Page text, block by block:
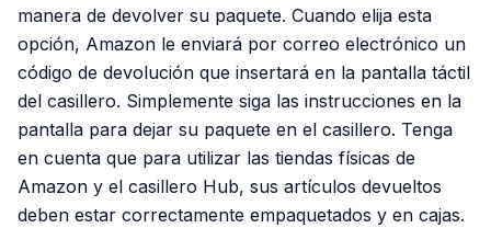
manera de devolver su paquete. Cuando elija esta
opción, Amazon le enviará por correo electrónico un
código de devolución que insertará en la pantalla táctil
del casillero. Simplemente siga las instrucciones en la
pantalla para dejar su paquete en el casillero. Tenga
en cuenta que para utilizar las tiendas físicas de
Amazon y el casillero Hub, sus artículos devueltos
deben estar correctamente empaquetados y en cajas.